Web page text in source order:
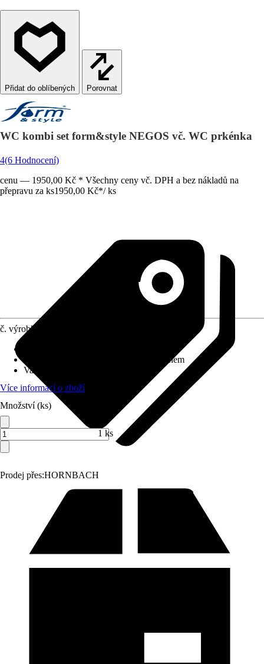
Porovnat
WC kombi set form&style NEGOS vč. WC prkénka
4(6 Hodnocení)
cenu — 1950,00 Kč * Všechny ceny vč. DPH a bez nákladů na
přepravu za ks1950,00 Kč*/ ks
Prodej přes:HORNBACH
č. výrobku
se splachovacím kruhem
Varianta
Více informací o zboží
Množství (ks)
1 ks